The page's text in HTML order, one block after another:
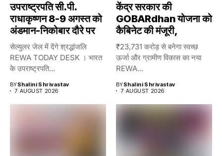
उपराष्ट्रपति सी.पी.
राधाकृष्णन 8-9 अगस्त को
अंडमान-निकोबार दौरे पर
सेल्युलर जेल में देंगे श्रद्धांजलि
REWA TODAY DESK । भारत
के उपराष्ट्रपति...
BYShalini Shrivastav
7 AUGUST 2026
केंद्र सरकार की
GOBARdhan योजना को
कैबिनेट की मंजूरी,
₹23,731 करोड़ से बनेगा स्वच्छ
ऊर्जा और ग्रामीण विकास का नया
REWA...
BYShalini Shrivastav
7 AUGUST 2026